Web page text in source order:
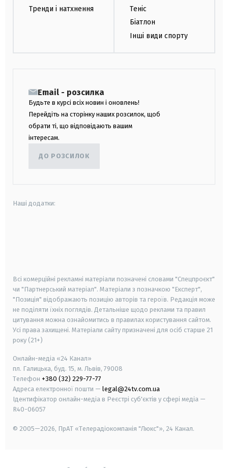
Тренди і натхнення
Теніс
Біатлон
Інші види спорту
Email - розсилка
Будьте в курсі всіх новин і оновлень!
Перейдіть на сторінку наших розсилок, щоб
обрати ті, що відповідають вашим
інтересам.
ДО РОЗСИЛОК
Наші додатки:
Всі комерційні рекламні матеріали позначені словами "Спецпроєкт"
чи "Партнерський матеріал". Матеріали з позначкою "Експерт",
"Позиція" відображають позицію авторів та героїв. Редакція може
не поділяти їхніх поглядів. Детальніше щодо реклами та правил
цитування можна ознайомитись в правилах користування сайтом.
Усі права захищені. Матеріали сайту призначені для осіб старше 21
року (21+)
Онлайн-медіа «24 Канал»
пл. Галицька, буд. 15, м. Львів, 79008
Телефон +380 (32) 229-77-77
Адреса електронної пошти — legal@24tv.com.ua
Ідентифікатор онлайн-медіа в Реєстрі суб'єктів у сфері медіа —
R40-06057
© 2005—2026, ПрАТ «Телерадіокомпанія "Люкс"», 24 Канал.